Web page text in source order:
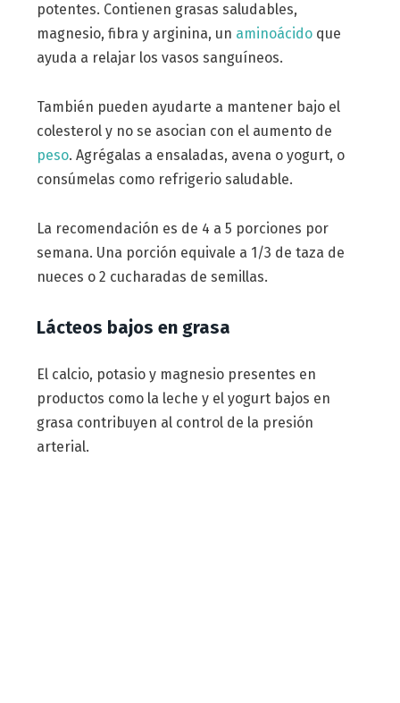
potentes. Contienen grasas saludables,
magnesio, fibra y arginina, un aminoácidoque
ayuda a relajar los vasos sanguíneos.
También pueden ayudarte a mantener bajo el
colesterol y no se asocian con el aumento de
peso. Agrégalas a ensaladas, avena o yogurt, o
consúmelas como refrigerio saludable.
La recomendación es de 4 a 5 porciones por
semana. Una porción equivale a 1/3 de taza de
nueces o 2 cucharadas de semillas.
Lácteos bajos en grasa
El calcio, potasio y magnesio presentes en
productos como la leche y el yogurt bajos en
grasa contribuyen al control de la presión
arterial.